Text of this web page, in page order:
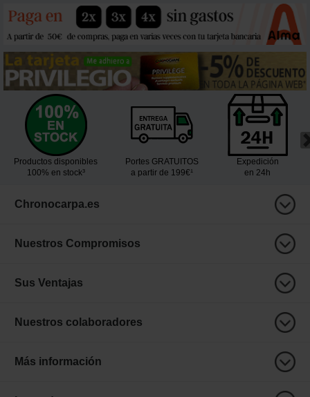
Productos disponibles
100% en stock³
Portes GRATUITOS
a partir de 199€¹
Expedición
en 24h
Chronocarpa.es
Nuestros Compromisos
Sus Ventajas
Nuestros colaboradores
Más información